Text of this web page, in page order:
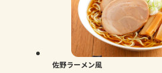
佐野ラーメン風